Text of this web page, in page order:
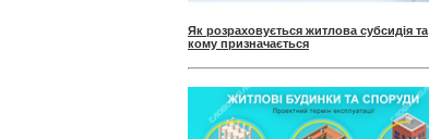
Як розраховується житлова субсидія та
кому призначається